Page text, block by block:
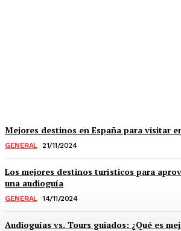
Mejores destinos en España para visitar
GENERAL 21/11/2024
Los mejores destinos turísticos para
una audioguía
GENERAL 14/11/2024
Audioguías vs. Tours guiados: ¿Qué es